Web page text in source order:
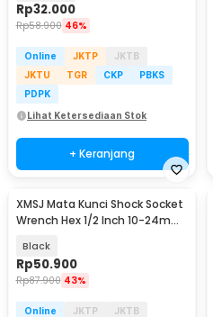
Rp32.000
Rp58.900 46%
Online JKTP
JKTB
JKTU
TGR CKP
PBKS
PDPK
Lihat Ketersediaan Stok
+ Keranjang
XMSJ Mata Kunci Shock Socket
Wrench Hex 1/2 Inch 10-24mm
Black
Rp50.900
Rp87.900 43%
Online JKTP
JKTB